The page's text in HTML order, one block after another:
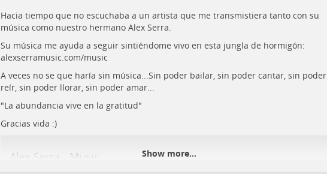
Hacia tiempo que no escuchaba a un artista que me transmistiera tanto con su
música como nuestro hermano Alex Serra.
Su música me ayuda a seguir sintiéndome vivo en esta jungla de hormigón:
alexserramusic.com/music
A veces no se que haría sin música...Sin poder bailar, sin poder cantar, sin poder
reír, sin poder llorar, sin poder amar...
"La abundancia vive en la gratitud"
Gracias vida :)
Alex Serra - Music Show more...